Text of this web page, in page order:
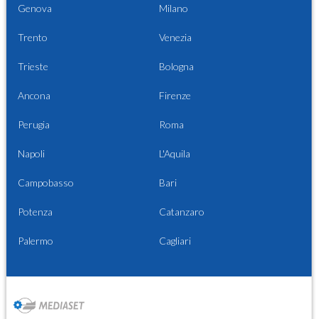
Genova Milano
Trento Venezia
Trieste Bologna
Ancona Firenze
Perugia Roma
Napoli L'Aquila
Campobasso Bari
Potenza Catanzaro
Palermo Cagliari